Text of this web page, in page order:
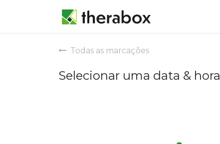
Todas as marcações
Selecionar uma data & hora